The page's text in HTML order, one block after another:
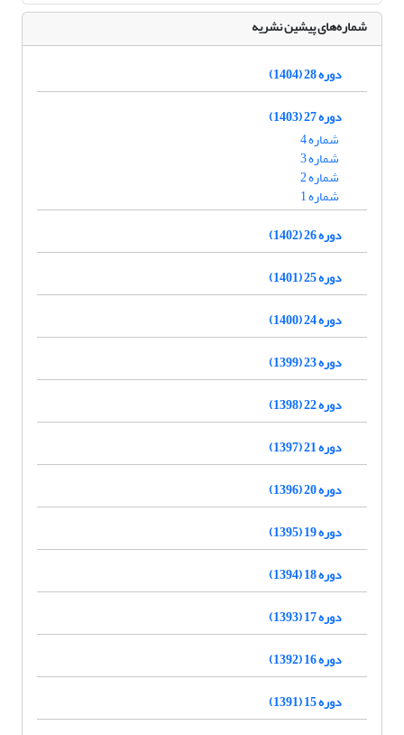
شماره‌های پیشین نشریه
دوره 28 (1404)
دوره 27 (1403)
شماره 4
شماره 3
شماره 2
شماره 1
دوره 26 (1402)
دوره 25 (1401)
دوره 24 (1400)
دوره 23 (1399)
دوره 22 (1398)
دوره 21 (1397)
دوره 20 (1396)
دوره 19 (1395)
دوره 18 (1394)
دوره 17 (1393)
دوره 16 (1392)
دوره 15 (1391)